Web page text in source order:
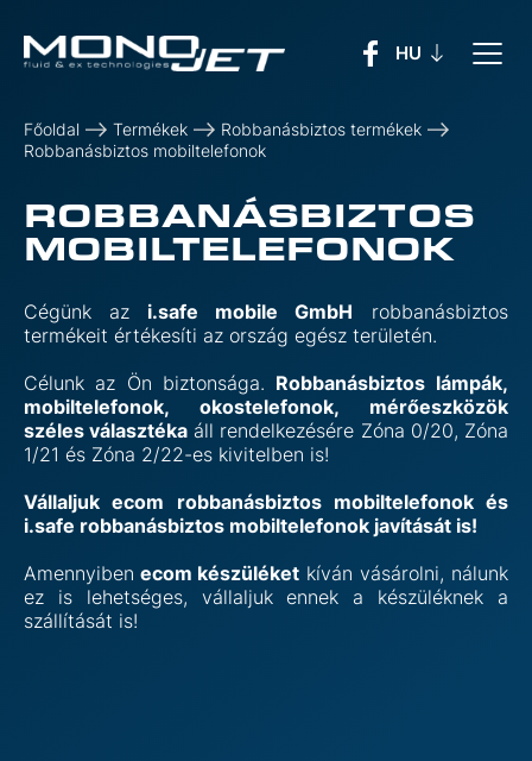
Főoldal Termékek
Robbanásbiztos termékek
Robbanásbiztos mobiltelefonok
ROBBANÁSBIZTOS
MOBILTELEFONOK
Cégünk az i.safe mobile GmbH robbanásbiztos
termékeit értékesíti az ország egész területén.
Célunk az Ön biztonsága. Robbanásbiztos lámpák,
mobiltelefonok, okostelefonok, mérőeszközök
széles választéka áll rendelkezésére Zóna 0/20, Zóna
1/21 és Zóna 2/22-es kivitelben is!
Vállaljuk ecom robbanásbiztos mobiltelefonok és
i.safe robbanásbiztos mobiltelefonok javítását is!
Amennyiben ecom készüléket kíván vásárolni, nálunk
ez is lehetséges, vállaljuk ennek a készüléknek a
szállítását is!